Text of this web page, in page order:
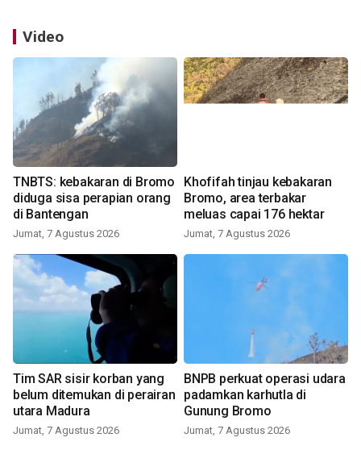
Video
TNBTS: kebakaran di Bromo
diduga sisa perapian orang
di Bantengan
Jumat, 7 Agustus 2026
Khofifah tinjau kebakaran
Bromo, area terbakar
meluas capai 176 hektar
Jumat, 7 Agustus 2026
Tim SAR sisir korban yang
belum ditemukan di perairan
utara Madura
Jumat, 7 Agustus 2026
BNPB perkuat operasi udara
padamkan karhutla di
Gunung Bromo
Jumat, 7 Agustus 2026